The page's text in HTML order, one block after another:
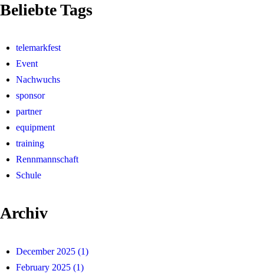
Beliebte Tags
telemarkfest
Event
Nachwuchs
sponsor
partner
equipment
training
Rennmannschaft
Schule
Archiv
December 2025 (1)
February 2025 (1)